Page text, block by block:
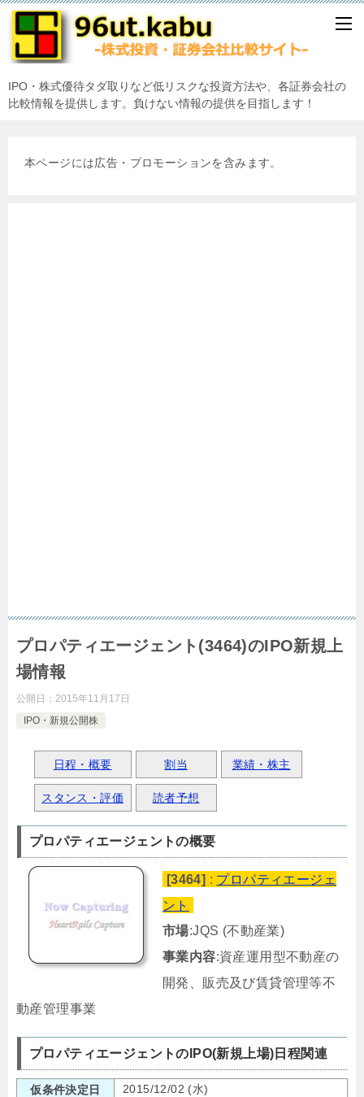
IPO・株式優待タダ取りなど低リスクな投資方法や、各証券会社の
比較情報を提供します。負けない情報の提供を目指します！
本ページには広告・プロモーションを含みます。
プロパティエージェント(3464)のIPO新規上
場情報
公開日： 2015年11月17日
IPO・新規公開株
日程・概要 割当 業績・株主
スタンス・評価 読者予想
プロパティエージェントの概要
[3464] : プロパティエージェ
ント
市場:JQS (不動産業)
事業内容:資産運用型不動産の
開発、販売及び賃貸管理等不
動産管理事業
プロパティエージェントのIPO(新規上場)日程関連
仮条件決定日
2015/12/02 (水)